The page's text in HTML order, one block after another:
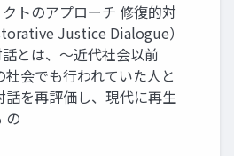
トのアプローチ 修復的対
Justice Dialogue）
とは、〜近代社会以前
社会でも行われていた人と
話を再評価し、現代に再生
の